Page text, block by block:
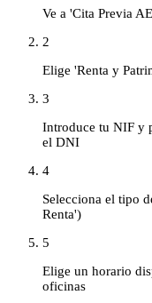
Ve a 'Cita Previa
2
Elige 'Renta y
3
Introduce tu NIF y
el DNI
4
Selecciona el tipo
Renta')
5
Elige un horario
oficinas